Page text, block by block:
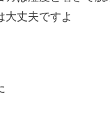
大丈夫ですよ